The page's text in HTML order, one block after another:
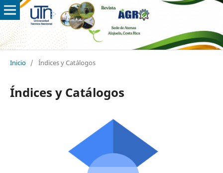
Inicio / Índices y Catálogos
Índices y Catálogos